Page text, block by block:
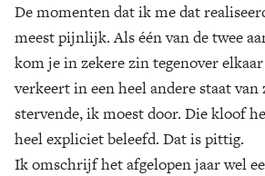
De momenten dat ik me dat
meest pijnlijk. Als één van de twee
kom je in zekere zin tegenover elkaar
verkeert in een heel andere staat
stervende, ik moest door. Die kloof
heel expliciet beleefd. Dat is pittig.
Ik omschrijf het afgelopen jaar wel